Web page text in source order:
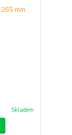
Skladem